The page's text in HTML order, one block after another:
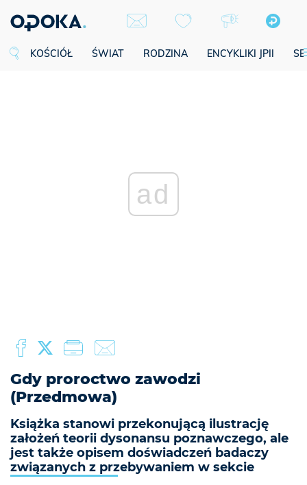
KOŚCIÓŁ ŚWIAT RODZINA ENCYKLIKI JPII
ad
Gdy proroctwo zawodzi
(Przedmowa)
Książka stanowi przekonującą ilustrację
założeń teorii dysonansu poznawczego, ale
jest także opisem doświadczeń badaczy
związanych z przebywaniem w sekcie